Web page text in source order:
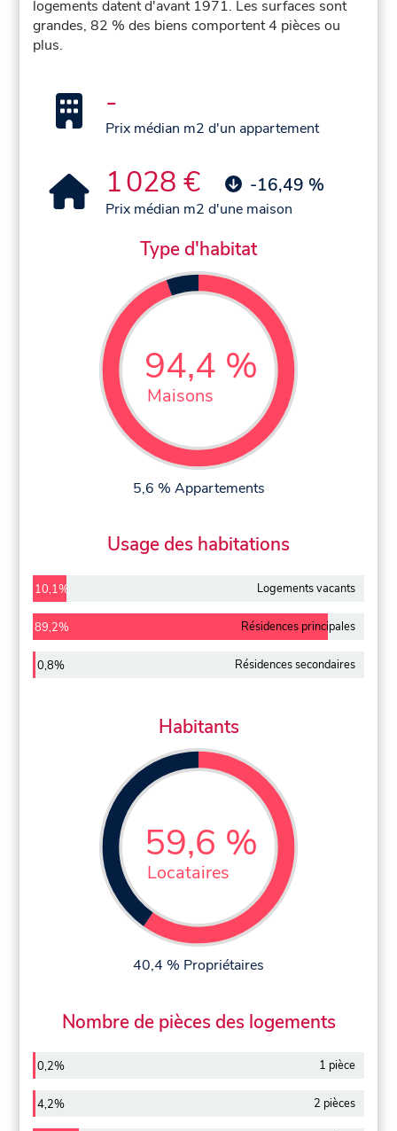
logements datent d'avant 1971. Les surfaces sont
grandes, 82 % des biens comportent 4 pièces ou
plus.
-
Prix médian m2 d'un appartement
1 028 € -16,49 %
Prix médian m2 d'une maison
Type d'habitat
94,4 %
Maisons
5,6 % Appartements
Usage des habitations
10,1% Logements vacants
89,2% Résidences principales
0,8% Résidences secondaires
Habitants
59,6 %
Locataires
40,4 % Propriétaires
Nombre de pièces des logements
0,2% 1 pièce
4,2% 2 pièces